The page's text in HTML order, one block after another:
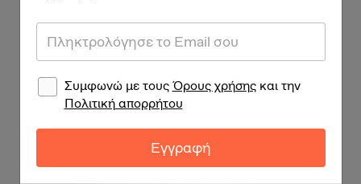
Συμφωνώ με τουςΌρους χρήσηςκαι την
Πολιτική απορρήτου
Εγγραφή